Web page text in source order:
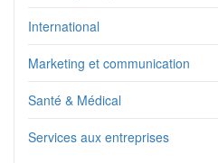
International
Marketing et communication
Santé & Médical
Services aux entreprises